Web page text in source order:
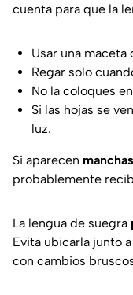
cuenta para que la
Usar una maceta
Regar solo
No la coloques
Si las hojas se
luz.
Si aparecen
probablemente
La lengua de suegra
Evita ubicarla junto
con cambios